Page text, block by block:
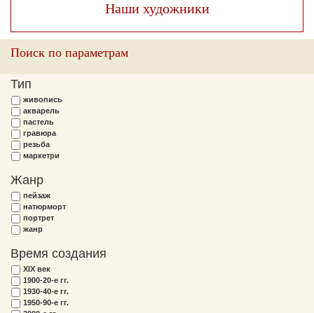
Наши художники
Поиск по параметрам
Тип
живопись
акварель
пастель
гравюра
резьба
маркетри
Жанр
пейзаж
натюрморт
портрет
жанр
Время создания
XIX век
1900-20-е гг.
1930-40-е гг.
1950-90-е гг.